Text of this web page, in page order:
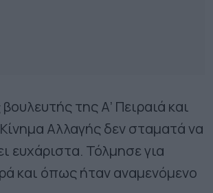
της Α’ Πειραιά και
Αλλαγής δεν σταματά να
ευχάριστα. Τόλμησε για
και όπως ήταν αναμενόμενο